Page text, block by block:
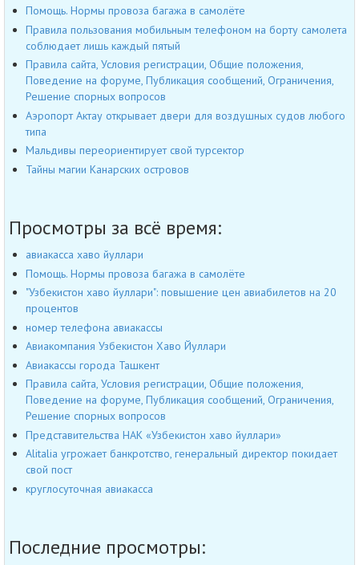
Помощь. Нормы провоза багажа в самолёте
Правила пользования мобильным телефоном на борту самолета
соблюдает лишь каждый пятый
Правила сайта, Условия регистрации, Общие положения,
Поведение на форуме, Публикация сообщений, Ограничения,
Решение спорных вопросов
Аэропорт Актау открывает двери для воздушных судов любого
типа
Мальдивы переориентирует свой турсектор
Тайны магии Канарских островов
Просмотры за всё время:
авиакасса хаво йуллари
Помощь. Нормы провоза багажа в самолёте
"Узбекистон хаво йуллари": повышение цен авиабилетов на 20
процентов
номер телефона авиакассы
Авиакомпания Узбекистон Хаво Йуллари
Авиакассы города Ташкент
Правила сайта, Условия регистрации, Общие положения,
Поведение на форуме, Публикация сообщений, Ограничения,
Решение спорных вопросов
Представительства НАК «Узбекистон хаво йуллари»
Alitalia угрожает банкротство, генеральный директор покидает
свой пост
круглосуточная авиакасса
Последние просмотры: